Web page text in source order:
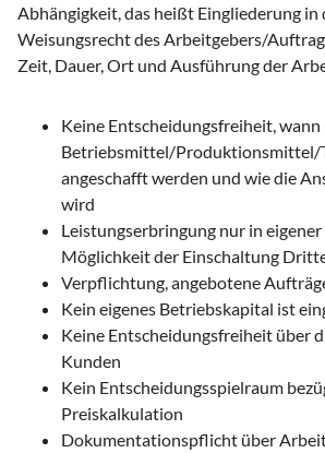
Abhängigkeit, das heißt Eingliederung in
Weisungsrecht des Arbeitgebers/
Zeit, Dauer, Ort und Ausführung der
Keine Entscheidungsfreiheit, wann
Betriebsmittel/Produktionsmittel/
angeschafft werden und wie die
wird
Leistungserbringung nur in
Möglichkeit der Einschaltung
Verpflichtung, angebotene
Kein eigenes Betriebskapital ist
Keine Entscheidungsfreiheit über
Kunden
Kein Entscheidungsspielraum
Preiskalkulation
Dokumentationspflicht über